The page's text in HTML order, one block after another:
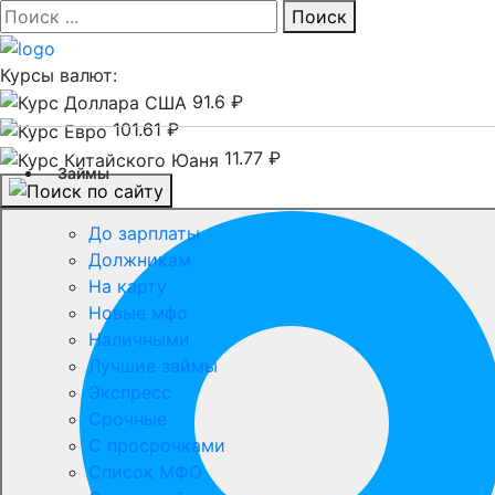
Поиск
Курсы валют:
91.6 ₽
101.61 ₽
11.77 ₽
Займы
До зарплаты
Должникам
На карту
Новые мфо
Наличными
Лучшие займы
Экспресс
Срочные
С просрочками
Список МФО